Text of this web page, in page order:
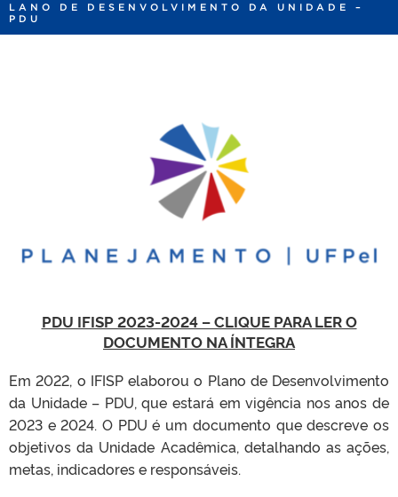
LANO DE DESENVOLVIMENTO DA UNIDADE –
PDU
PDU IFISP 2023-2024 – CLIQUE PARA LER O
DOCUMENTO NA ÍNTEGRA
Em 2022, o IFISP elaborou o Plano de Desenvolvimento
da Unidade – PDU, que estará em vigência nos anos de
2023 e 2024. O PDU é um documento que descreve os
objetivos da Unidade Acadêmica, detalhando as ações,
metas, indicadores e responsáveis.